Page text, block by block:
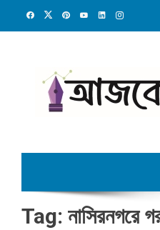
Tag: নাসিরনগরে